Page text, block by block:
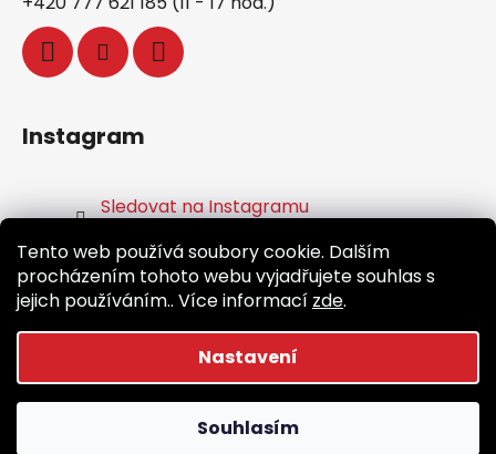
Tento web používá soubory cookie. Dalším
procházením tohoto webu vyjadřujete souhlas s
jejich používáním.. Více informací zde.
Nastavení
Souhlasím
Instagram
Sledovat na Instagramu
Facebook
Vytvořil Shoptet
Běž.cz. Všechna práva vyhrazena.